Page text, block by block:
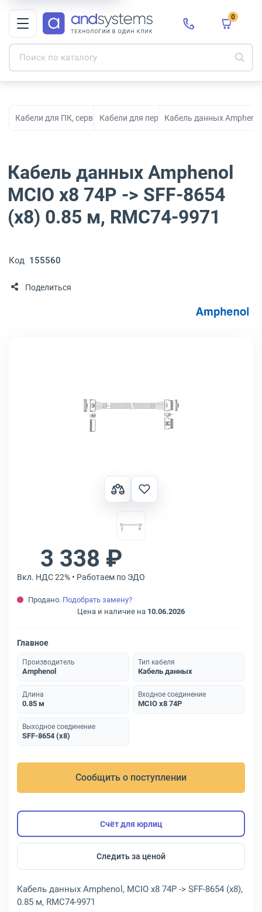
0
Кабели для ПК, серверов, сети, СКС и электропитания
Кабели для передачи данных
Кабель данных
Кабель данных Amphenol
MCIO x8 74P -> SFF-8654
(x8) 0.85 м, RMC74-9971
Код 155560
Поделиться
3 338 ₽
Вкл. НДС 22% • Работаем по ЭДО
Продано. Подобрать замену?
Цена и наличие на 10.06.2026
Главное
Производитель
Amphenol
Тип кабеля
Кабель данных
Длина
0.85 м
Входное соединение
MCIO x8 74P
Выходное соединение
SFF-8654 (x8)
Сообщить о поступлении
Счёт для юрлиц
Следить за ценой
Кабель данных Amphenol, MCIO x8 74P -> SFF-8654 (x8),
0.85 м, RMC74-9971